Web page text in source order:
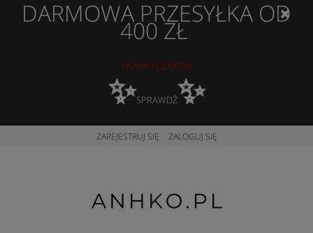
DARMOWA PRZESYŁKA OD
400 ZŁ
NOWA KOLEKCJA
✨SPRAWDŹ✨
ZAREJESTRUJ SIĘ ZALOGUJ SIĘ